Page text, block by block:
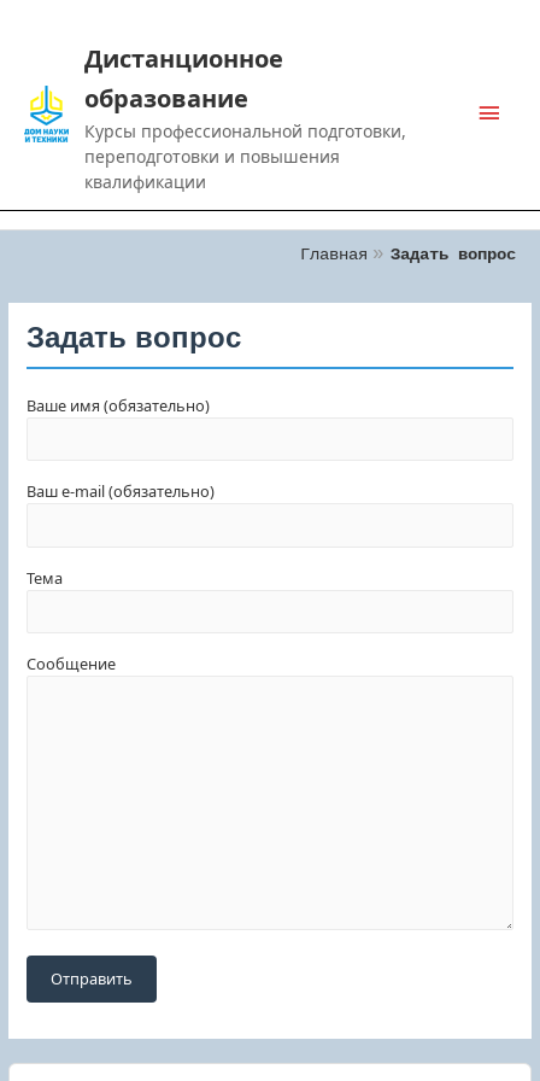
Дистанционное
образование
Курсы профессиональной подготовки,
переподготовки и повышения
квалификации
Main
Главная Задать вопрос
Задать вопрос
Ваше имя (обязательно)
Ваш e-mail (обязательно)
Тема
Сообщение